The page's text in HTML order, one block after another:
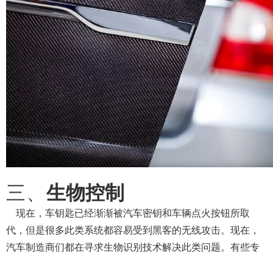
三、生物控制
现在，车钥匙已经渐渐被汽车密钥和车辆点火按钮所取
代，但是很多此类系统都容易受到黑客的无线攻击。现在，
汽车制造商们都在寻求生物识别技术解决此类问题。有些专